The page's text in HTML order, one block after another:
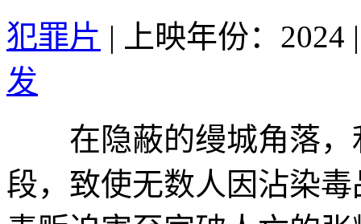
犯罪片 | 上映年份：2024 |
发
在隐蔽的缦城角落，
段，致使无数人因沾染